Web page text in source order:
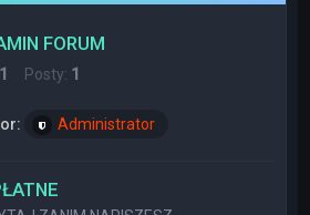
FORUM
1 Posty: 1
Administrator